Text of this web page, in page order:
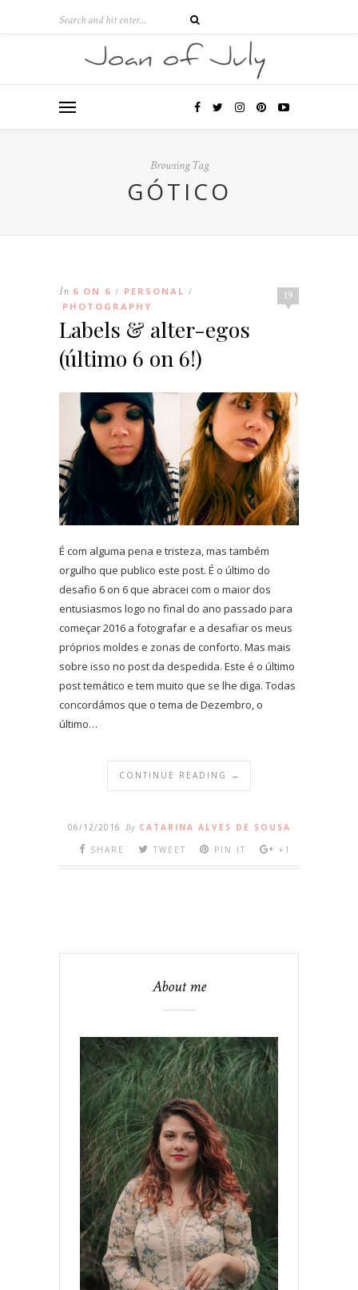
Browsing Tag
GÓTICO
19
In 6 ON 6 / PERSONAL /
PHOTOGRAPHY
Labels & alter-egos
(último 6 on 6!)
É com alguma pena e tristeza, mas também
orgulho que publico este post. É o último do
desafio 6 on 6 que abracei com o maior dos
entusiasmos logo no final do ano passado para
começar 2016 a fotografar e a desafiar os meus
próprios moldes e zonas de conforto. Mas mais
sobre isso no post da despedida. Este é o último
post temático e tem muito que se lhe diga. Todas
concordámos que o tema de Dezembro, o
último…
CONTINUE READING →
06/12/2016 By CATARINA ALVES DE SOUSA
SHARE
TWEET PIN IT +1
About me